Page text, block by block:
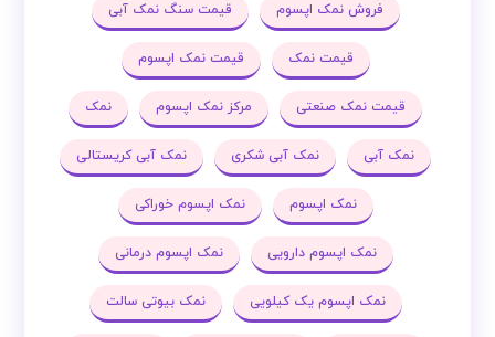
فروش نمک اپسوم قیمت سنگ نمک آبی
قیمت نمک قیمت نمک اپسوم
قیمت نمک صنعتی مرکز نمک اپسوم نمک
نمک آبی نمک آبی شکری نمک آبی کریستالی
نمک اپسوم نمک اپسوم خوراکی
نمک اپسوم دارویی نمک اپسوم درمانی
نمک اپسوم یک کیلویی نمک بیوتی سالت